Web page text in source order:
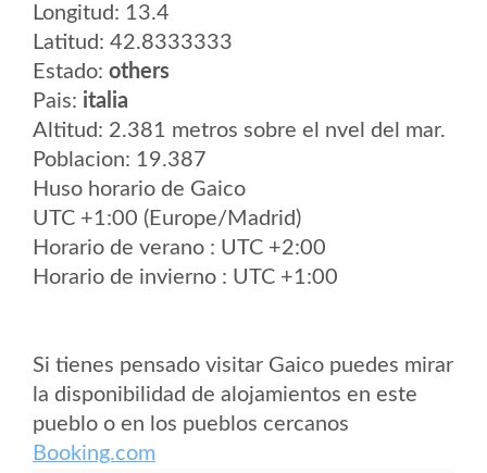
Longitud: 13.4
Latitud: 42.8333333
Estado: others
Pais: italia
Altitud: 2.381 metros sobre el nvel del mar.
Poblacion: 19.387
Huso horario de Gaico
UTC +1:00 (Europe/Madrid)
Horario de verano : UTC +2:00
Horario de invierno : UTC +1:00
Si tienes pensado visitar Gaico puedes mirar
la disponibilidad de alojamientos en este
pueblo o en los pueblos cercanos
Booking.com